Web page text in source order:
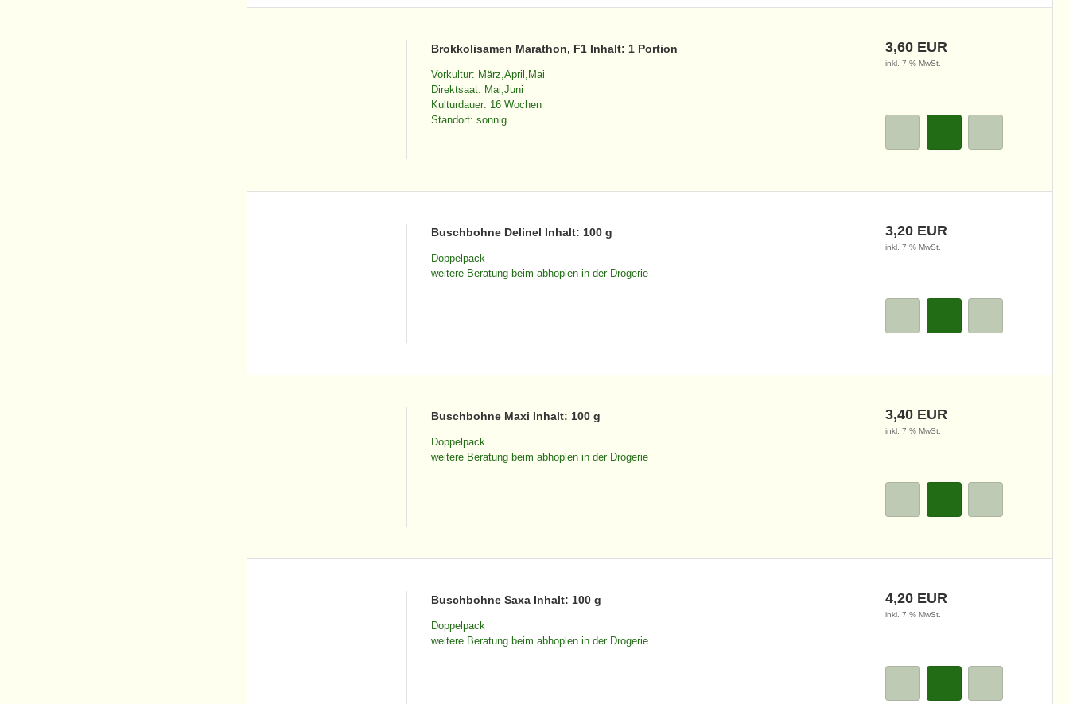
Brokkolisamen Marathon, F1 Inhalt: 1 Portion
Vorkultur: März,April,Mai
Direktsaat: Mai,Juni
Kulturdauer: 16 Wochen
Standort: sonnig
3,60 EUR
inkl. 7 % MwSt.
Buschbohne Delinel Inhalt: 100 g
Doppelpack
weitere Beratung beim abhoplen in der Drogerie
3,20 EUR
inkl. 7 % MwSt.
Buschbohne Maxi Inhalt: 100 g
Doppelpack
weitere Beratung beim abhoplen in der Drogerie
3,40 EUR
inkl. 7 % MwSt.
Buschbohne Saxa Inhalt: 100 g
Doppelpack
weitere Beratung beim abhoplen in der Drogerie
4,20 EUR
inkl. 7 % MwSt.